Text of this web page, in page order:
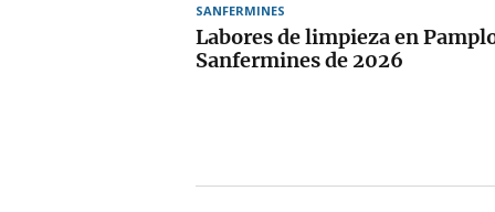
SANFERMINES
Labores de limpieza en
Sanfermines de 2026